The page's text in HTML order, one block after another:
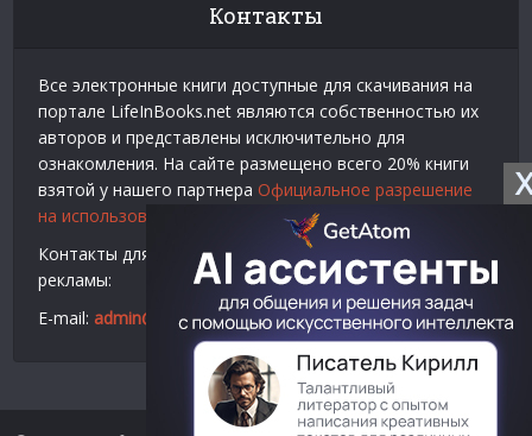
Контакты
Все электронные книги доступные для скачивания на
портале LifeInBooks.net являются собственностью их
авторов и представлены исключительно для
ознакомления. На сайте размещено всего 20% книги
взятой у нашего партнера Официальное разрешение
на использование материалов Litres
Контакты для связи по вопросам авторского права и
рекламы:
E-mail: admin@lifeinbooks.net
X